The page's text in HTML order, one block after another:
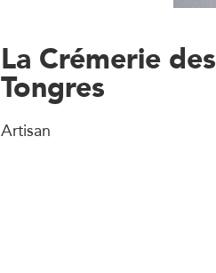
La Crémerie des
Tongres
Artisan